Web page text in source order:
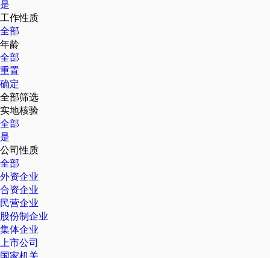
是
工作性质
全部
年龄
全部
重置
确定
全部筛选
实地核验
全部
是
公司性质
全部
外资企业
合资企业
民营企业
股份制企业
集体企业
上市公司
国家机关